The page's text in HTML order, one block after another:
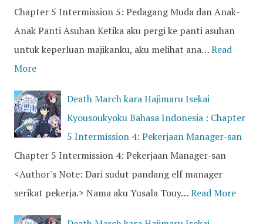
Chapter 5 Intermission 5: Pedagang Muda dan Anak-
Anak Panti Asuhan Ketika aku pergi ke panti asuhan
untuk keperluan majikanku, aku melihat ana…Read
More
Death March kara Hajimaru Isekai
Kyousoukyoku Bahasa Indonesia : Chapter
5 Intermission 4: Pekerjaan Manager-san
Chapter 5 Intermission 4: Pekerjaan Manager-san
<Author's Note: Dari sudut pandang elf manager
serikat pekerja.> Nama aku Yusala Touy…Read More